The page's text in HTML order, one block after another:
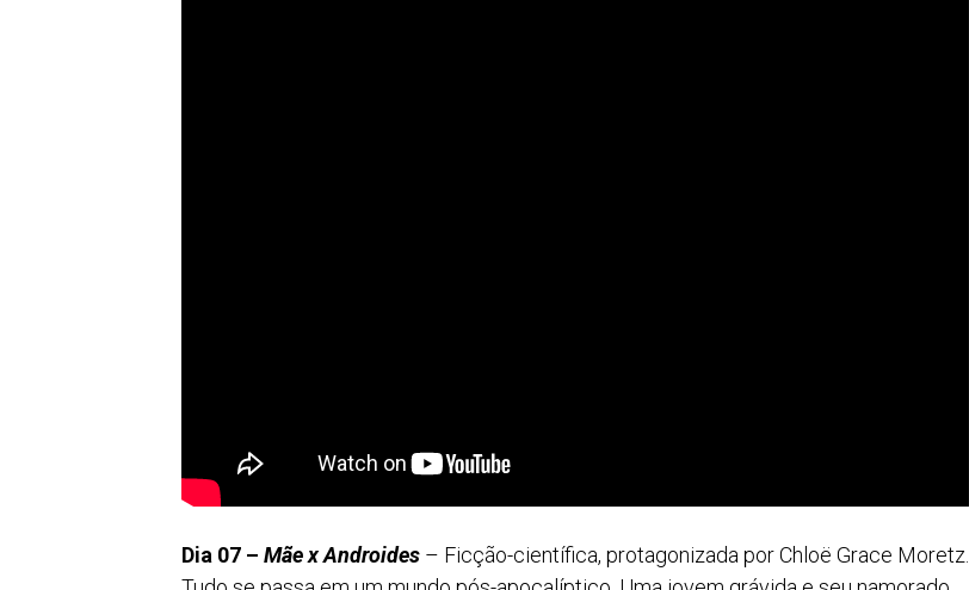
Dia 07 – Mãe x Androides – Ficção-científica, protagonizada por Chloë Grace Moretz.